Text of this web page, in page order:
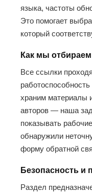
языка, частоты
Это помогает
который
Как мы
Все ссылки
храним материалы
авторов — наша
показывать
обнаружили
форму обратной
Безопасность и
Раздел